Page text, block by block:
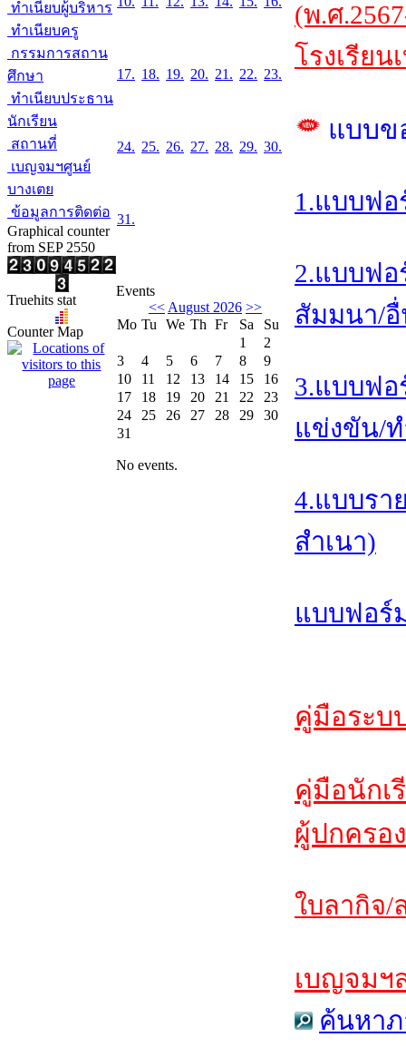
ทำเนียบผู้บริหาร
ทำเนียบครู
กรรมการสถาน
ศึกษา
ทำเนียบประธาน
นักเรียน
สถานที่
เบญจมฯศูนย์
บางเตย
ข้อมูลการติดต่อ
Graphical counter
from SEP 2550
Truehits stat
Counter Map
17. 18. 19. 20. 21. 22. 23.
24. 25. 26. 27. 28. 29. 30.
31.
Events
<< August 2026 >>
Mo Tu We Th Fr Sa
Su
1
2
3
4 5 6 7 8
9
10
11 12 13 14 15
16
17
18 19 20 21 22
23
24
25 26 27 28 29
30
31
No events.
(พ.ศ
โรงเรีย
แบบข
1.แบบฟ
2.แบบฟ
สัมมนา/
3.แบบฟอ
แข่งขัน/
4.แบบรา
สำเนา)
แบบฟอร์
คู่มือระบ
คู่มือนักเ
ผู้ปกครอ
ใบลากิจ/
เบญจมฯ
ค้นหาภ